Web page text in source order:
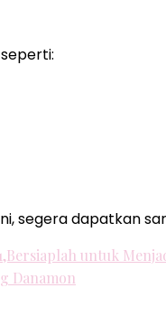
segera dapatkan
untuk
Danamon